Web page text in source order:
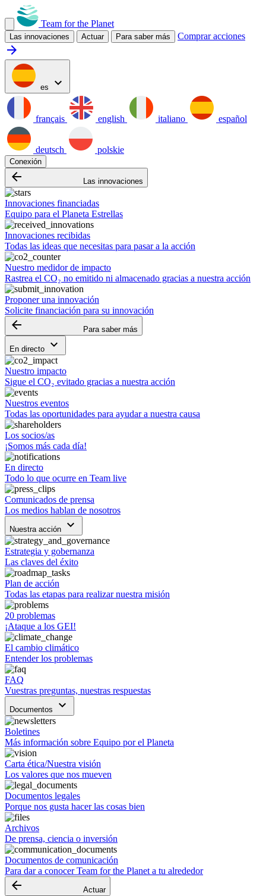
Team for the Planet
Las innovaciones Actuar Para saber más Comprar acciones
arrow_forward
es expand_more
français english italiano español
deutsch polskie
Conexión
arrow_backward Las innovaciones
Innovaciones financiadas
Equipo para el Planeta Estrellas
Innovaciones recibidas
Todas las ideas que necesitas para pasar a la acción
Nuestro medidor de impacto
Rastrea el CO₂ no emitido ni almacenado gracias a nuestra acción
Proponer una innovación
Solicite financiación para su innovación
arrow_backward Para saber más
En directo keyboard_arrow_down
Nuestro impacto
Sigue el CO₂ evitado gracias a nuestra acción
Nuestros eventos
Todas las oportunidades para ayudar a nuestra causa
Los socios/as
¡Somos más cada día!
En directo
Todo lo que ocurre en Team live
Comunicados de prensa
Los medios hablan de nosotros
Nuestra acción keyboard_arrow_down
Estrategia y gobernanza
Las claves del éxito
Plan de acción
Todas las etapas para realizar nuestra misión
20 problemas
¡Ataque a los GEI!
El cambio climático
Entender los problemas
FAQ
Vuestras preguntas, nuestras respuestas
Documentos keyboard_arrow_down
Boletines
Más información sobre Equipo por el Planeta
Carta ética/Nuestra visión
Los valores que nos mueven
Documentos legales
Porque nos gusta hacer las cosas bien
Archivos
De prensa, ciencia o inversión
Documentos de comunicación
Para dar a conocer Team for the Planet a tu alrededor
arrow_backward Actuar